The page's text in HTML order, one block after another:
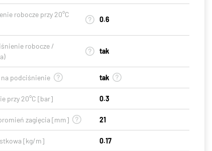
robocze przy 20°C
0.6
robocze /
tak
podciśnienie tak
przy 20°C [bar] 0.3
zagięcia [mm] 21
[kg/m] 0.17